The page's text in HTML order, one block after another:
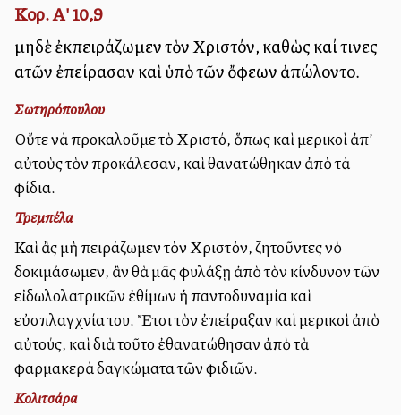
Κορ. Α' 10,9
μηδὲ ἐκπειράζωμεν τὸν Χριστόν, καθὼς καί τινες
αὐτῶν ἐπείρασαν καὶ ὑπὸ τῶν ὄφεων ἀπώλοντο.
Σωτηρόπουλου
Οὔτε νὰ προκαλοῦμε τὸ Χριστό, ὅπως καὶ μερικοὶ ἀπ’
αὐτοὺς τὸν προκάλεσαν, καὶ θανατώθηκαν ἀπὸ τὰ
φίδια.
Τρεμπέλα
Καὶ ἂς μὴ πειράζωμεν τὸν Χριστόν, ζητοῦντες νὸ
δοκιμάσωμεν, ἂν θὰ μᾶς φυλάξῃ ἀπὸ τὸν κίνδυνον τῶν
εἰδωλολατρικῶν ἐθίμων ἡ παντοδυναμία καὶ
εὐσπλαγχνία του. Ἔτσι τὸν ἐπείραξαν καὶ μερικοὶ ἀπὸ
αὐτούς, καὶ διὰ τοῦτο ἐθανατώθησαν ἀπὸ τὰ
φαρμακερὰ δαγκώματα τῶν φιδιῶν.
Κολιτσάρα